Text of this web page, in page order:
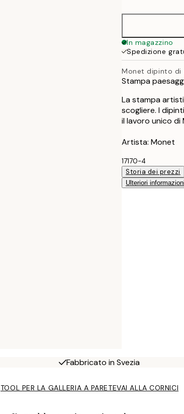
In magazzino
Spedizione
Monet dipinto di
Stampa
La stampa
scogliere. I
il lavoro unico
Artista: Monet
17170-4
Storia dei prezzi
Ulteriori
Fabbricato in Svezia
TOOL PER LA GALLERIA A PARETEVAI ALLA CORNICI